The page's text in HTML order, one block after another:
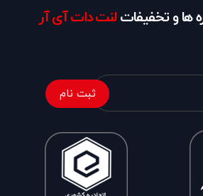
ها و تخفیفاتلنت دات آی آر
ثبت نام